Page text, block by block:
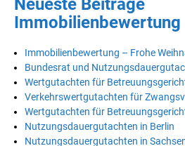
Neueste Beiträge
Immobilienbewertung
Immobilienbewertung – Frohe
Bundesrat und
Wertgutachten für
Verkehrswertgutachten für
Wertgutachten für
Nutzungsdauergutachten in Berlin
Nutzungsdauergutachten in